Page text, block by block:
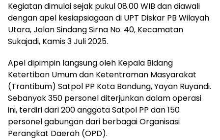
Kegiatan dimulai sejak pukul 08.00 WIB dan diawali
dengan apel kesiapsiagaan di UPT Diskar PB Wilayah
Utara, Jalan Sindang Sirna No. 40, Kecamatan
Sukajadi, Kamis 3 Juli 2025.
Apel dipimpin langsung oleh Kepala Bidang
Ketertiban Umum dan Ketentraman Masyarakat
(Trantibum) Satpol PP Kota Bandung, Yayan Ruyandi.
Sebanyak 350 personel diterjunkan dalam operasi
ini, terdiri dari 200 anggota Satpol PP dan 150
personel gabungan dari berbagai Organisasi
Perangkat Daerah (OPD).